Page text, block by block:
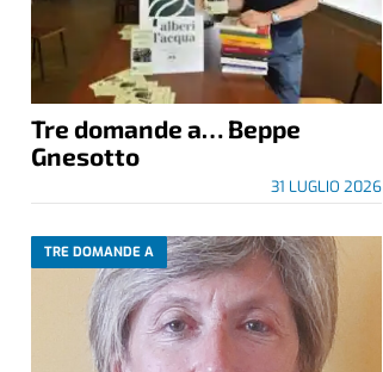
Tre domande a… Beppe
Gnesotto
31 LUGLIO 2026
TRE DOMANDE A